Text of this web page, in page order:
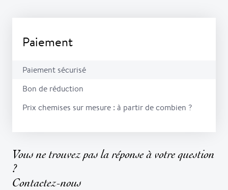
Paiement
Paiement sécurisé
Bon de réduction
Prix chemises sur mesure : à partir de combien ?
Vous ne trouvez pas la réponse à votre question
?
Contactez-nous